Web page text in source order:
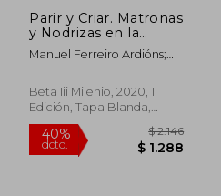
Parir y Criar. Matronas
y Nodrizas en la
Vitoria de los Siglos
Xviii y xix
Manuel Ferreiro Ardións;
Beta Iii Milenio, 2020, 1
Edición, Tapa Blanda,
Nuevo